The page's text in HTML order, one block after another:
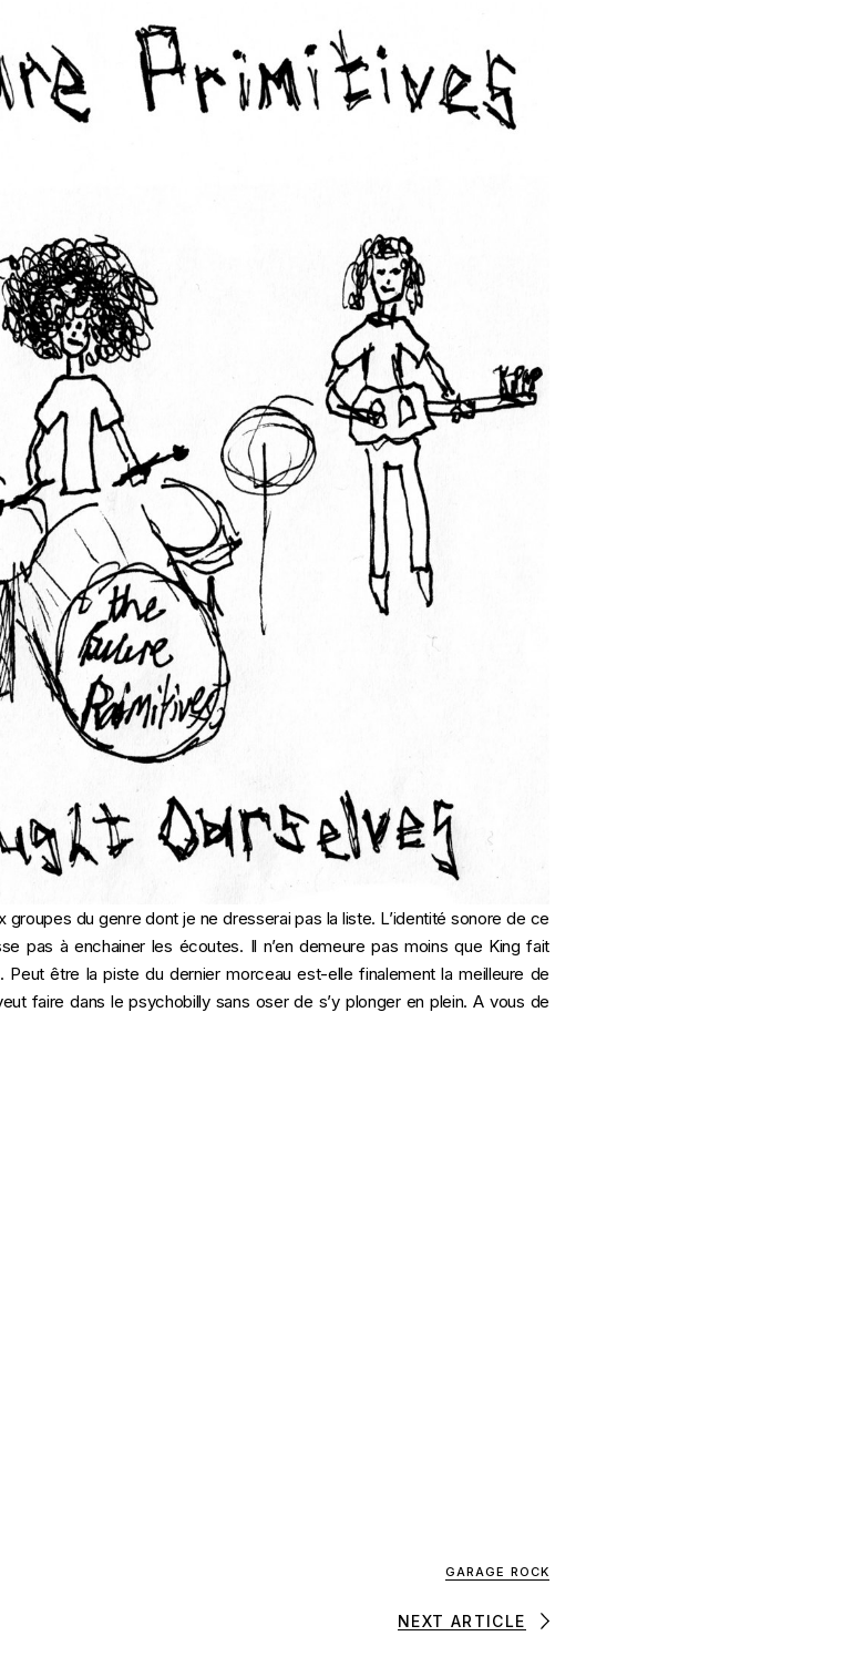
du genre dont je ne dresserai pas la liste. L’identité sonore de ce
pas à enchainer les écoutes. Il n’en demeure pas moins que King fait
Peut être la piste du dernier morceau est-elle finalement la meilleure de
faire dans le psychobilly sans oser de s’y plonger en plein. A vous de
GARAGE ROCK
NEXT ARTICLE